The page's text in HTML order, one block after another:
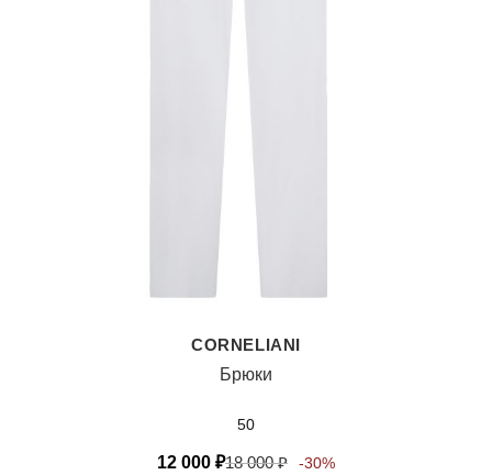
CORNELIANI
Брюки
50
12 000 ₽18 000₽ -30%